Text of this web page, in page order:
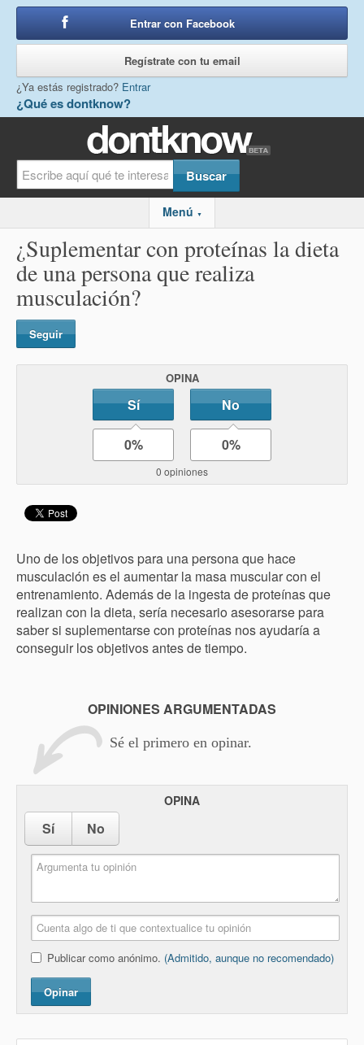
¿Qué es dontknow?
Entrar con Facebook
Regístrate con tu email
¿Ya estás registrado? Entrar
Menú ▼
¿Suplementar con proteínas la dieta
de una persona que realiza
musculación?
Seguir
OPINA
Sí No
0% 0%
0 opiniones
Uno de los objetivos para una persona que hace
musculación es el aumentar la masa muscular con el
entrenamiento. Además de la ingesta de proteínas que
realizan con la dieta, sería necesario asesorarse para
saber si suplementarse con proteínas nos ayudaría a
conseguir los objetivos antes de tiempo.
OPINIONES ARGUMENTADAS
Sé el primero en opinar.
OPINA
Sí No
Publicar como anónimo. (Admitido, aunque no recomendado)
Opinar